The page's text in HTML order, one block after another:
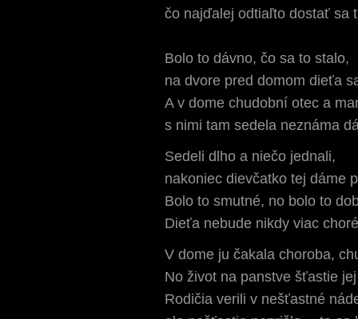
čo najďalej odtiaľto dostať sa
Bolo to dávno, čo sa to stalo,
na dvore pred domom dieťa
A v dome chudobní otec a
s nimi tam sedela neznáma
Sedeli dlho a niečo jednali,
nakoniec dievčatko tej dáme
Bolo to smutné, no bolo to
Dieťa nebude nikdy viac
V dome ju čakala choroba,
No život na panstve šťastie
Rodičia verili v nešťastné